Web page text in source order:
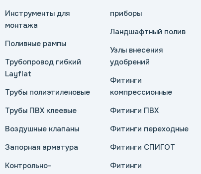
Инструменты для
монтажа
Поливные рампы
Трубопровод гибкий
Layflat
Трубы полиэтиленовые
Трубы ПВХ клеевые
Воздушные клапаны
Запорная арматура
Контрольно-
приборы
Ландшафтный полив
Узлы внесения
удобрений
Фитинги
компрессионные
Фитинги ПВХ
Фитинги переходные
Фитинги СПИГОТ
Фитинги